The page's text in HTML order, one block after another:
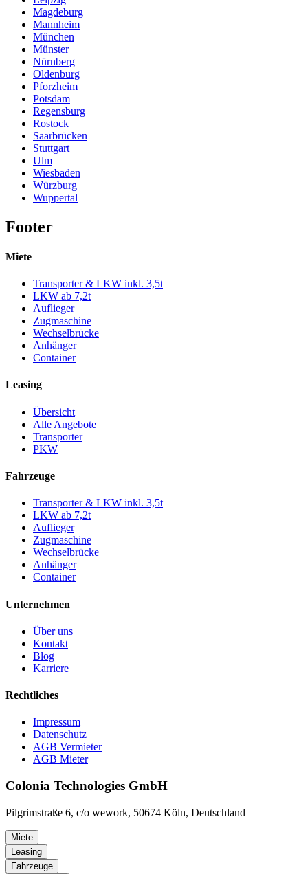
Magdeburg
Mannheim
München
Münster
Nürnberg
Oldenburg
Pforzheim
Potsdam
Regensburg
Rostock
Saarbrücken
Stuttgart
Ulm
Wiesbaden
Würzburg
Wuppertal
Footer
Miete
Transporter & LKW inkl. 3,5t
LKW ab 7,2t
Auflieger
Zugmaschine
Wechselbrücke
Anhänger
Container
Leasing
Übersicht
Alle Angebote
Transporter
PKW
Fahrzeuge
Transporter & LKW inkl. 3,5t
LKW ab 7,2t
Auflieger
Zugmaschine
Wechselbrücke
Anhänger
Container
Unternehmen
Über uns
Kontakt
Blog
Karriere
Rechtliches
Impressum
Datenschutz
AGB Vermieter
AGB Mieter
Colonia Technologies GmbH
Pilgrimstraße 6, c/o wework, 50674 Köln, Deutschland
Miete
Leasing
Fahrzeuge